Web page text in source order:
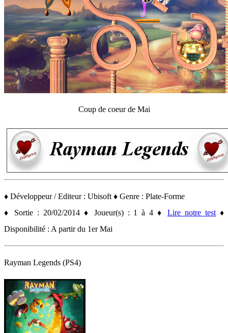
Coup de coeur de Mai
♦ Développeur / Editeur : Ubisoft ♦ Genre : Plate-Forme
♦ Sortie : 20/02/2014 ♦ Joueur(s) : 1 à 4 ♦Lire notre test ♦
Disponibilité : A partir du 1er Mai
Rayman Legends (PS4)